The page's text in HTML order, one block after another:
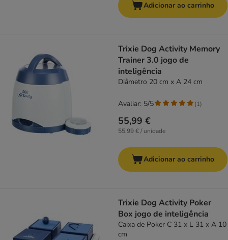
Adicionar ao carrinho
Trixie Dog Activity Memory
Trainer 3.0 jogo de
inteligência
Diâmetro 20 cm x A 24 cm
55,99 €
55,99 € / unidade
Avaliar: 5/5 (1)
Adicionar ao carrinho
Trixie Dog Activity Poker
Box jogo de inteligência
Caixa de Poker C 31 x L 31 x A 10
cm